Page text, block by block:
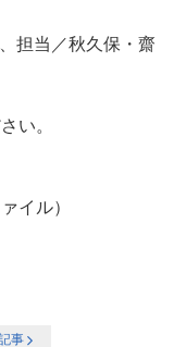
担当／秋久保・齋
い。
イル）
事